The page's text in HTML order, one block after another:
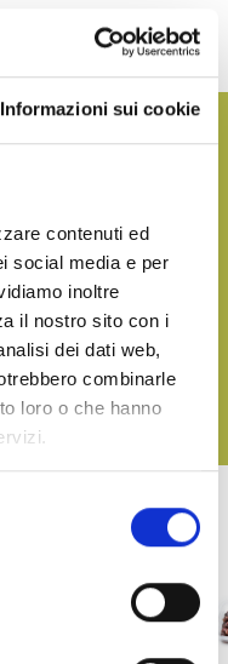
Informazioni sui cookie
contenuti ed
social media e per
inoltre
il nostro sito con i
dei dati web,
combinarle
loro o che hanno
are ready to eat as a
on any occasion
DISCOVER ALL OUR
LINEA TERRA